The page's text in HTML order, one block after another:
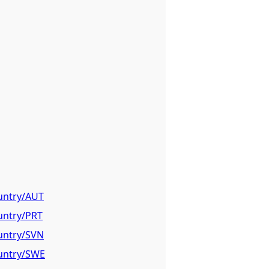
AUT
PRT
SVN
SWE